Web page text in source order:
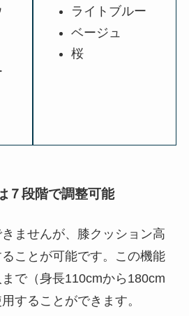
ライトブルー
ベージュ
桜
７段階で調整可能
ませんが、膝クッション高
ことが可能です。この機能
で（身長110cmから180cm
することができます。